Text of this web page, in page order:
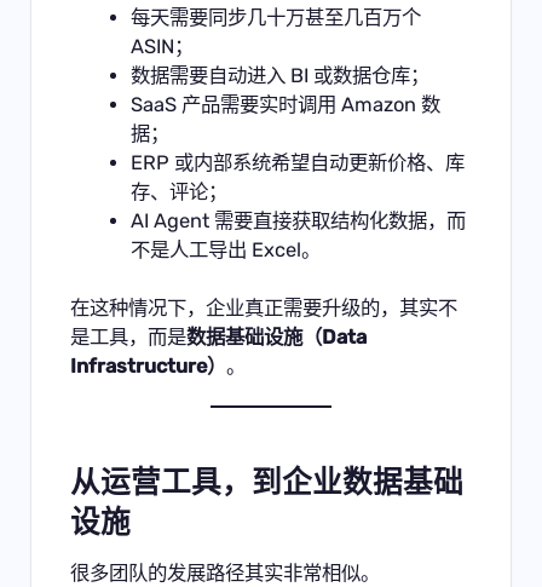
每天需要同步几十万甚至几百万个
ASIN；
数据需要自动进入 BI 或数据仓库；
SaaS 产品需要实时调用 Amazon 数
据；
ERP 或内部系统希望自动更新价格、库
存、评论；
AI Agent 需要直接获取结构化数据，而
不是人工导出 Excel。
在这种情况下，企业真正需要升级的，其实不
是工具，而是数据基础设施（Data
Infrastructure）。
从运营工具，到企业数据基础
设施
很多团队的发展路径其实非常相似。